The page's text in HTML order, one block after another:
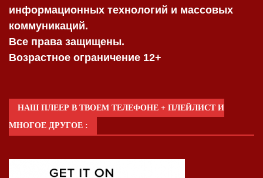
информационных технологий и массовых
коммуникаций.
Все права защищены.
Возрастное ограничение 12+
НАШ ПЛЕЕР В ТВОЕМ ТЕЛЕФОНЕ + ПЛЕЙЛИСТ И
МНОГОЕ ДРУГОЕ :